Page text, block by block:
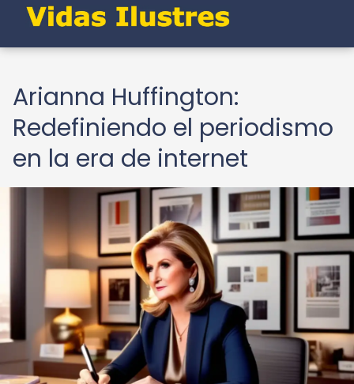
Arianna Huffington:
Redefiniendo el periodismo
en la era de internet